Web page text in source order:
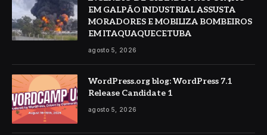
EM GALPÃO INDUSTRIAL ASSUSTA
MORADORES E MOBILIZA BOMBEIROS
EM ITAQUAQUECETUBA
agosto 5, 2026
WordPress.org blog: WordPress 7.1
Release Candidate 1
agosto 5, 2026